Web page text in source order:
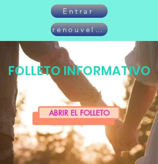
Entrar
renouveler son adhésion
FOLLETO INFORMATIVO
ABRIR EL FOLLETO